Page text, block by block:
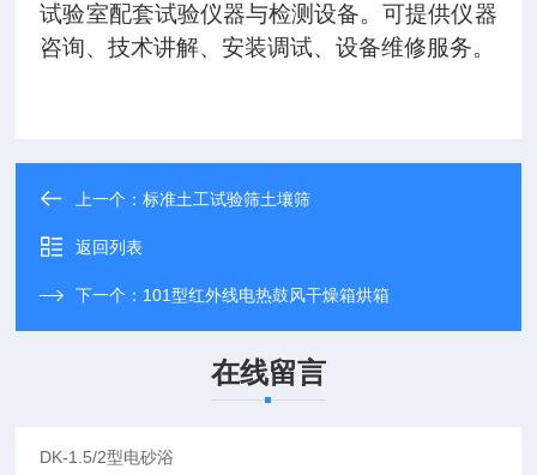
试验室配套试验仪器与检测设备。可提供仪器
咨询、技术讲解、安装调试、设备维修服务。
上一个：标准土工试验筛土壤筛
返回列表
下一个： 101型红外线电热鼓风干燥箱烘箱
在线留言